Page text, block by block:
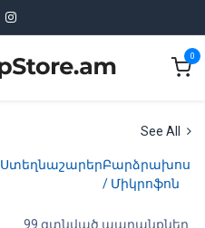
0
See All
ՍտեղնաշարերԲարձրախոս
/ Միկրոֆոն
99 գտնված ապրանքներ.